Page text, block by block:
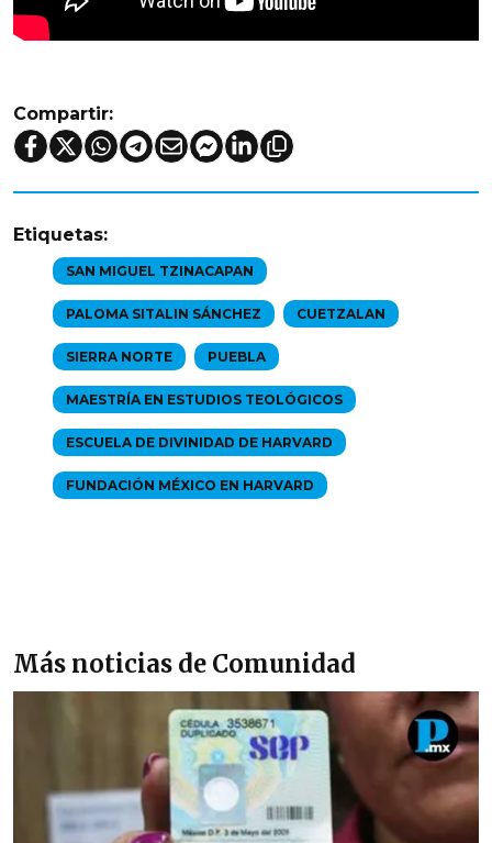
Compartir:
Etiquetas:
SAN MIGUEL TZINACAPAN
PALOMA SITALIN SÁNCHEZ CUETZALAN
SIERRA NORTE PUEBLA
MAESTRÍA EN ESTUDIOS TEOLÓGICOS
ESCUELA DE DIVINIDAD DE HARVARD
FUNDACIÓN MÉXICO EN HARVARD
Más noticias de Comunidad